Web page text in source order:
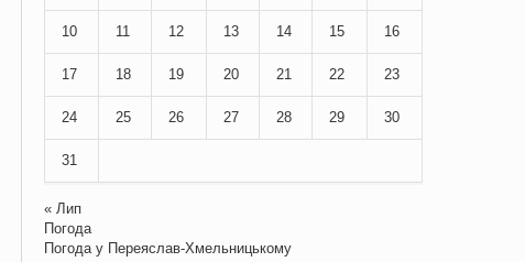
10 11 12 13 14 15 16
17 18 19 20 21 22 23
24 25 26 27 28 29 30
31
« Лип
Погода
Погода у Переяслав-Хмельницькому